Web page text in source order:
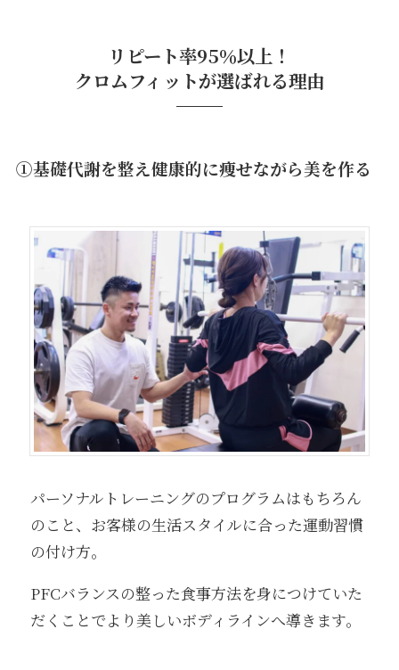
リピート率95％以上！
クロムフィットが選ばれる理由
①基礎代謝を整え健康的に痩せながら美を作る
パーソナルトレーニングのプログラムはもちろん
のこと、お客様の生活スタイルに合った運動習慣
の付け方。
PFCバランスの整った食事方法を身につけていた
だくことでより美しいボディラインへ導きます。